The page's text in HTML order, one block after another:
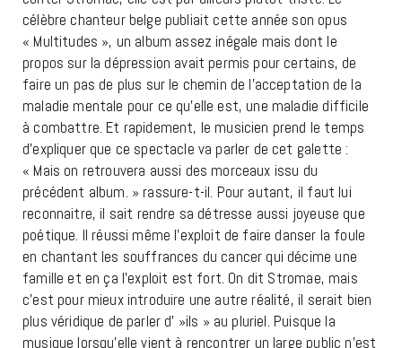
célèbre chanteur belge publiait cette année son opus
« Multitudes », un album assez inégale mais dont le
propos sur la dépression avait permis pour certains, de
faire un pas de plus sur le chemin de l’acceptation de la
maladie mentale pour ce qu’elle est, une maladie difficile
à combattre. Et rapidement, le musicien prend le temps
d’expliquer que ce spectacle va parler de cet galette :
« Mais on retrouvera aussi des morceaux issu du
précédent album. » rassure-t-il. Pour autant, il faut lui
reconnaitre, il sait rendre sa détresse aussi joyeuse que
poétique. Il réussi même l’exploit de faire danser la foule
en chantant les souffrances du cancer qui décime une
famille et en ça l’exploit est fort. On dit Stromae, mais
c’est pour mieux introduire une autre réalité, il serait bien
plus véridique de parler d' »ils » au pluriel. Puisque la
musique lorsqu’elle vient à rencontrer un large public n’est